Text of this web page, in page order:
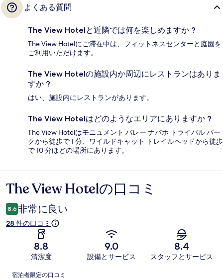
よくある質問
The View Hotelと近隣では何を楽しめますか ?
The View Hotelにご滞在中は、フィットネスセンターと庭園を
ご利用いただけます。
The View Hotelの施設内か周辺にレストランはありま
すか ?
はい、施設内にレストランがあります。
The View Hotelはどのようなエリアにありますか ?
The View Hotelはモニュメント バレー ナバホ トライバル パー
クから徒歩で 1 分、ワイルドキャット トレイルヘッドから徒歩
で 10 分ほどの場所にあります。
口
コ
ミ
The View Hotelの口コミ
8.6 非常に良い
28 件の口コミ
8.8
清潔度
9.0
設備とサービス
8.4
スタッフとサービス
口
宿泊者限定の口コミ